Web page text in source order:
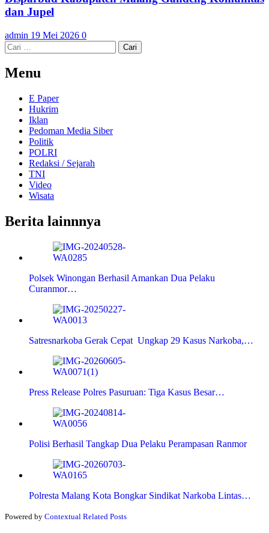
dan Jupel
admin 19 Mei 2026 0
Cari
untuk:
Menu
E Paper
Hukrim
Iklan
Pedoman Media Siber
Politik
POLRI
Redaksi / Sejarah
TNI
Video
Wisata
Berita lainnnya
Polsek Winongan Berhasil Amankan Dua Pelaku
Curanmor…
Satresnarkoba Gerak Cepat Ungkap 29 Kasus Narkoba,…
Press Release Polres Pasuruan: Tiga Kasus Besar…
Polisi Berhasil Tangkap Dua Pelaku Perampasan Ranmor
Polresta Malang Kota Bongkar Sindikat Narkoba Lintas…
Powered by Contextual Related Posts